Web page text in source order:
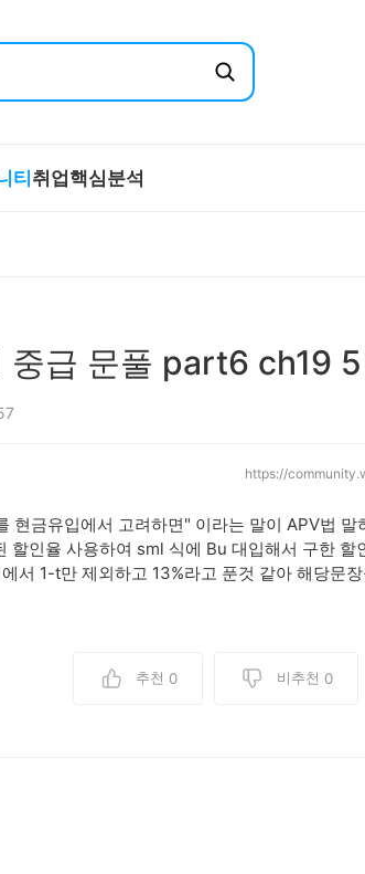
티 취업핵심분석
스마트학습실 Q&A
FAQ
직무핵
합격자소
중급 문풀 part6 ch19
https://
현금유입에서 고려하면" 이라는 말이 APV법 말
할인율 사용하여 sml 식에 Bu 대입해서 구한
서 1-t만 제외하고 13%라고 푼것 같아 해당문
추천 0 비추천 0